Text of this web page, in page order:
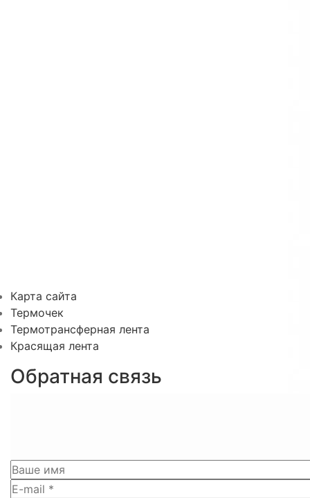
Карта сайта
Термочек
Термотрансферная лента
Красящая лента
Обратная связь